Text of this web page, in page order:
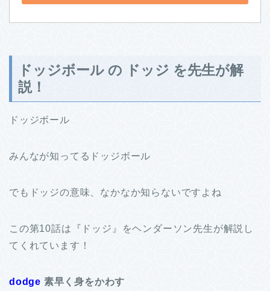
ドッジボール の ドッジ を先生が解
説！
ドッジボール
みんなが知ってるドッジボール
でもドッジの意味、なかなか知らないですよね
この第10話は『ドッジ』をヘンダーソン先生が解説し
てくれています！
dodge 素早く身をかわす